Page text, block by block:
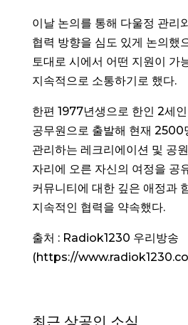
이날 논의를 통해 다울정 관리
협력 방향을 심도 있게 논의했
토대로 시에서 어떤 지원이 가
지속적으로 소통하기로 했다.
한편 1977년생으로 한인 2세
공무원으로 출발해 현재 2500
관리하는 레크리에이션 및 공
자리에 오른 자신의 여정을 공
커뮤니티에 대한 깊은 애정과
지속적인 협력을 약속했다.
출처 : Radiok1230 우리방송
(https://
최근 상공인 소식